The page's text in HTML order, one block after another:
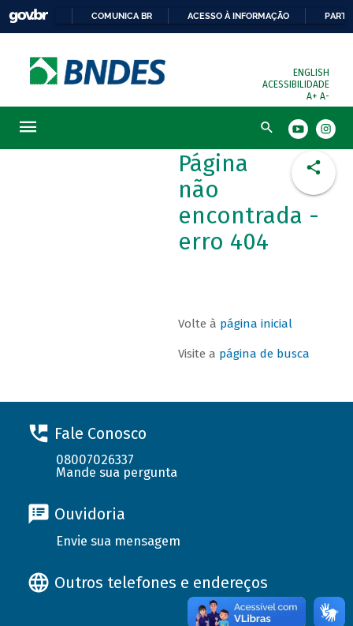
COMUNICA BR ACESSO À INFORMAÇÃO
ENGLISH
ACESSIBILIDADE
A+ A-
Busca
Página
não
encontrada -
erro 404
Volte à página inicial
Visite a página de busca
Fale Conosco
08007026337
Mande sua pergunta
Ouvidoria
Envie sua mensagem
Outros telefones e endereços